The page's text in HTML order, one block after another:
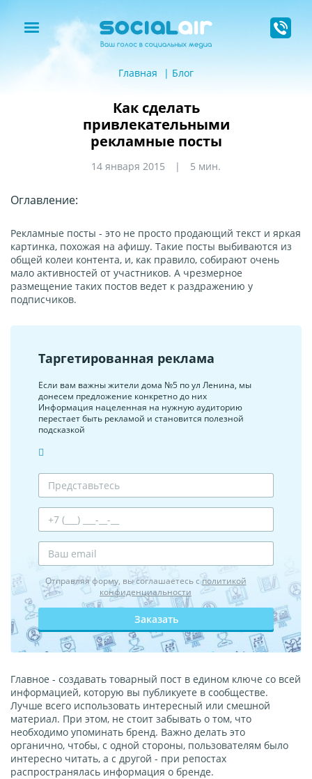
Главная Блог
Как сделать
привлекательными
рекламные посты
14 января 2015 5 мин.
Оглавление:
Рекламные посты - это не просто продающий текст и яркая
картинка, похожая на афишу. Такие посты выбиваются из
общей колеи контента, и, как правило, собирают очень
мало активностей от участников. А чрезмерное
размещение таких постов ведет к раздражению у
подписчиков.
Таргетированная реклама
Если вам важны жители дома №5 по ул Ленина, мы
донесем предложение конкретно до них
Информация нацеленная на нужную аудиторию
перестает быть рекламой и становится полезной
подсказкой
Отправляя форму, вы соглашаетесь сполитикой
конфиденциальности
Заказать
Главное - создавать товарный пост в едином ключе со всей
информацией, которую вы публикуете в сообществе.
Лучше всего использовать интересный или смешной
материал. При этом, не стоит забывать о том, что
необходимо упоминать бренд. Важно делать это
органично, чтобы, с одной стороны, пользователям было
интересно читать, а с другой - при репостах
распространялась информация о бренде.